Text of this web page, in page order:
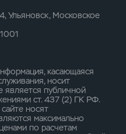
Ульяновск, Московское
касающаяся
носит
является публичной
ст. 437 (2) ГК РФ.
носят
максимально
по расчетам